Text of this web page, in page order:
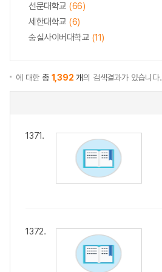
선문대학교 (66)
세한대학교 (6)
숭실사이버대학교 (11)
에 대한 총 1,392 개의 검색결과가 있습니다.
1371.
1372.